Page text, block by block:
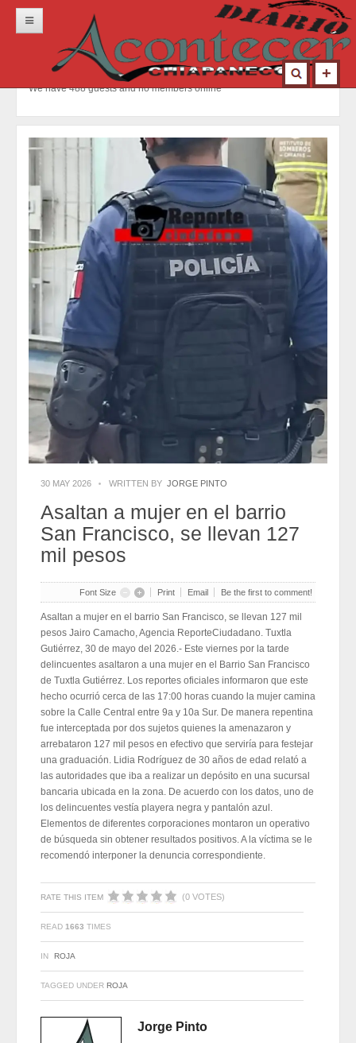
Portada
Locales
Deportes
Opinión
Contacto
We have 488 guests and no members online
30 MAY 2026 WRITTEN BY JORGE PINTO
Asaltan a mujer en el barrio
San Francisco, se llevan 127
mil pesos
Font Size Print Email Be the first to comment!
Asaltan a mujer en el barrio San Francisco, se llevan 127 mil
pesos Jairo Camacho, Agencia ReporteCiudadano. Tuxtla
Gutiérrez, 30 de mayo del 2026.- Este viernes por la tarde
delincuentes asaltaron a una mujer en el Barrio San Francisco
de Tuxtla Gutiérrez. Los reportes oficiales informaron que este
hecho ocurrió cerca de las 17:00 horas cuando la mujer camina
sobre la Calle Central entre 9a y 10a Sur. De manera repentina
fue interceptada por dos sujetos quienes la amenazaron y
arrebataron 127 mil pesos en efectivo que serviría para festejar
una graduación. Lidia Rodríguez de 30 años de edad relató a
las autoridades que iba a realizar un depósito en una sucursal
bancaria ubicada en la zona. De acuerdo con los datos, uno de
los delincuentes vestía playera negra y pantalón azul.
Elementos de diferentes corporaciones montaron un operativo
de búsqueda sin obtener resultados positivos. A la víctima se le
recomendó interponer la denuncia correspondiente.
RATE THIS ITEM (0 VOTES)
READ 1663 TIMES
IN ROJA
TAGGED UNDER ROJA
Jorge Pinto